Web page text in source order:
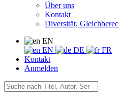
Über uns
Kontakt
Diversität,
EN
EN
DE
FR
Kontakt
Anmelden